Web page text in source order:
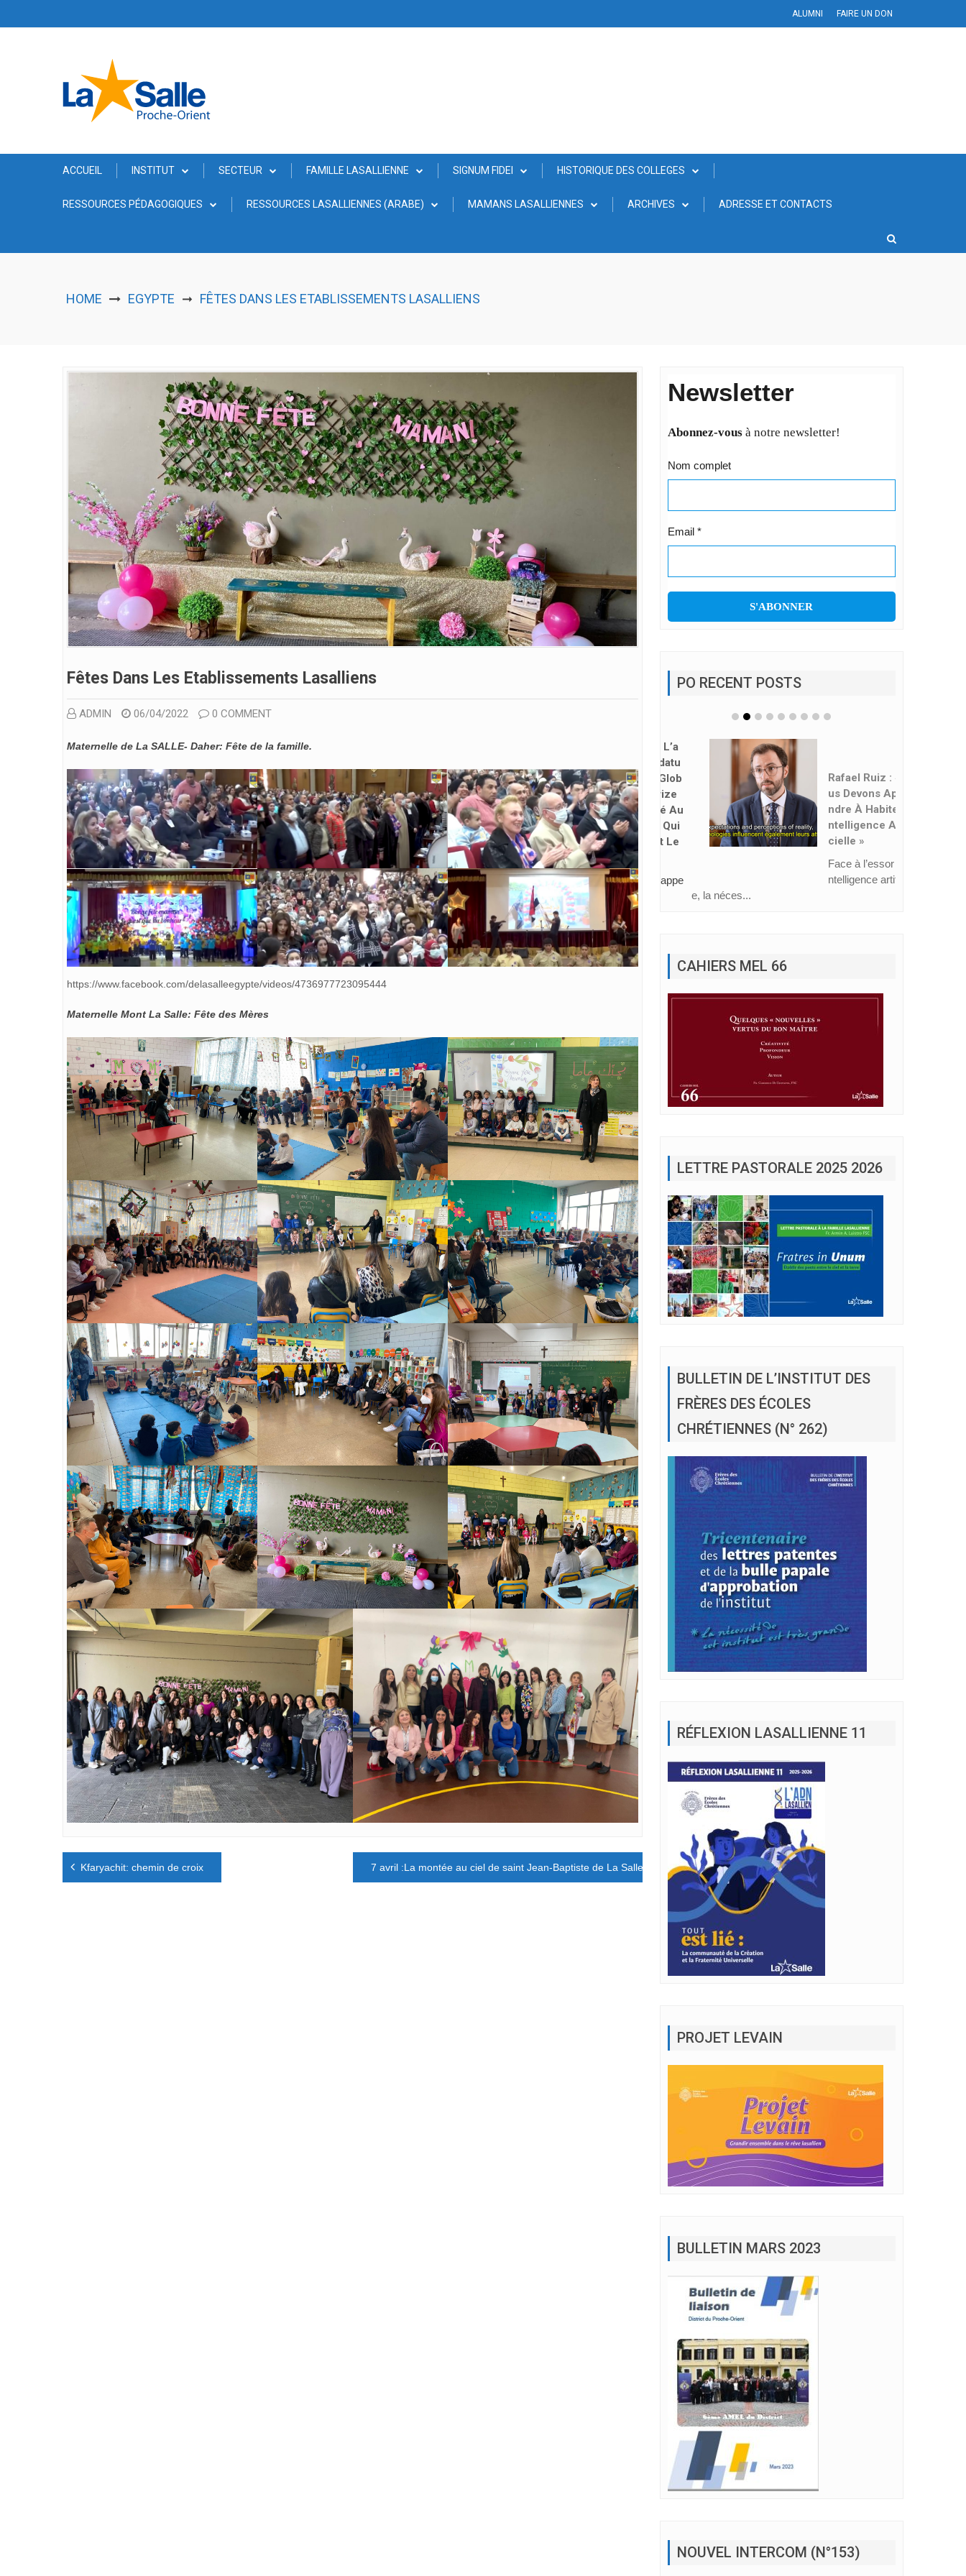
ALUMNI FAIRE UN DON
ACCUEIL INSTITUT SECTEUR FAMILLE LASALLIENNE SIGNUM FIDEI HISTORIQUE DES COLLEGES
RESSOURCES PÉDAGOGIQUES RESSOURCES LASALLIENNES (ARABE) MAMANS LASALLIENNES ARCHIVES ADRESSE ET CONTACTS
HOME EGYPTE ➞ FÊTES DANS LES ETABLISSEMENTS LASALLIENS
Fêtes Dans Les Etablissements Lasalliens
ADMIN 06/04/2022 0 COMMENT
Maternelle de La SALLE- Daher: Fête de la famille.
https://www.facebook.com/delasalleegypte/videos/4736977723095444
Maternelle Mont La Salle: Fête des Mères
Navigation
de
Kfaryachit: chemin de croix 7 avril :La montée au ciel de saint Jean-Baptiste de La Salle
Newsletter
Abonnez-vousà notre newsletter!
Nom complet
Email *
PO RECENT POSTS
Ndre À Habiter L’i
Ntelligence Artifi
Cielle »
Face à l’essor de l’i
ntelligence artificiell
FRÈRES DES ÉCOLES
CHRÉTIENNES (N° 262)